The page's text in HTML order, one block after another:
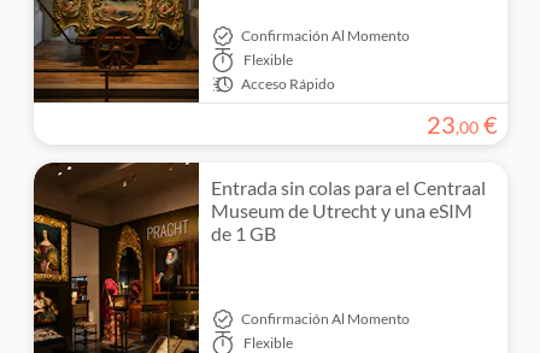
Confirmación Al Momento
Flexible
Acceso Rápido
23,00 €
Entrada sin colas para el Centraal
Museum de Utrecht y una eSIM
de 1 GB
Confirmación Al Momento
Flexible